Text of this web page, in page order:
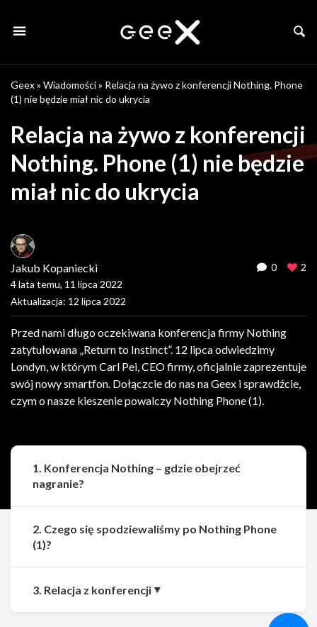
Geex» Wiadomości» Relacja na żywo z konferencji Nothing. Phone
(1) nie będzie miał nic do ukrycia
Relacja na żywo z konferencji
Nothing. Phone (1) nie będzie
miał nic do ukrycia
Jakub Kopaniecki
4 lata temu, 11 lipca 2022
Aktualizacja: 12 lipca 2022
0 2
Przed nami długo oczekiwana konferencja firmy Nothing
zatytułowana „Return to Instinct”. 12 lipca odwiedzimy
Londyn, w którym Carl Pei, CEO firmy, oficjalnie zaprezentuje
swój nowy smartfon. Dołączcie do nas na Geex i sprawdźcie,
czym o nasze kieszenie powalczy Nothing Phone (1).
Udostępnij
1. Konferencja Nothing – gdzie obejrzeć
nagranie?
2. Czego się spodziewaliśmy po Nothing Phone
(1)?
3. Relacja z konferencji